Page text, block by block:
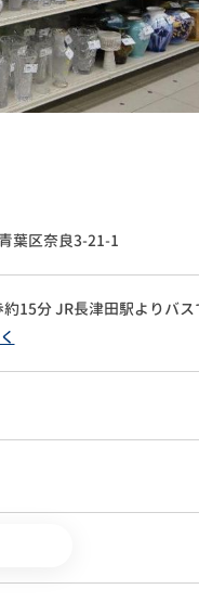
葉区奈良3-21-1
約15分JR長津田駅よりバス